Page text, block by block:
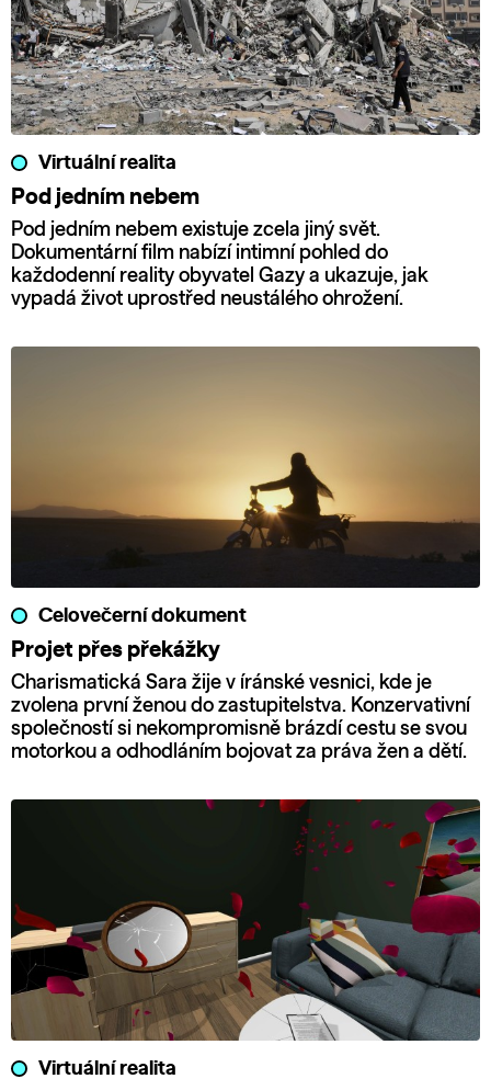
Virtuální realita
Pod jedním nebem
Pod jedním nebem existuje zcela jiný svět.
Dokumentární film nabízí intimní pohled do
každodenní reality obyvatel Gazy a ukazuje, jak
vypadá život uprostřed neustálého ohrožení.
Celovečerní dokument
Projet přes překážky
Charismatická Sara žije v íránské vesnici, kde je
zvolena první ženou do zastupitelstva. Konzervativní
společností si nekompromisně brázdí cestu se svou
motorkou a odhodláním bojovat za práva žen a dětí.
Virtuální realita